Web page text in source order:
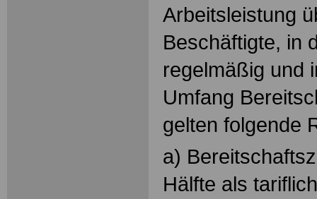
Arbeitsleistung
Beschäftigte, in
regelmäßig und
Umfang
gelten folgende
a)
Hälfte als